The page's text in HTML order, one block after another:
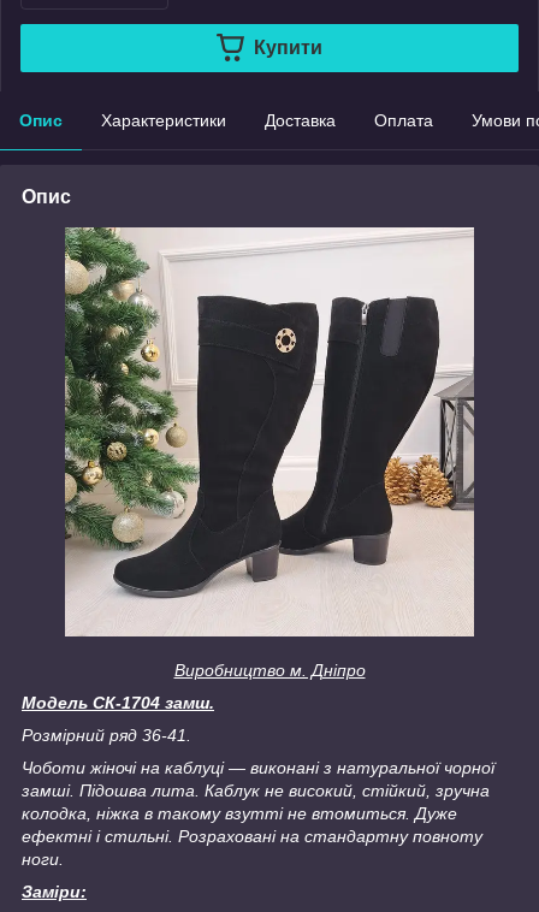
Купити
Опис Характеристики Доставка Оплата Умови
Опис
Виробництво м. Дніпро
Модель СК-1704 замш.
Розмірний ряд 36-41.
Чоботи жіночі на каблуці ― виконані з натуральної чорної
замші. Підошва лита. Каблук не високий, стійкий, зручна
колодка, ніжка в такому взутті не втомиться. Дуже
ефектні і стильні. Розраховані на стандартну повноту
ноги.
Заміри: